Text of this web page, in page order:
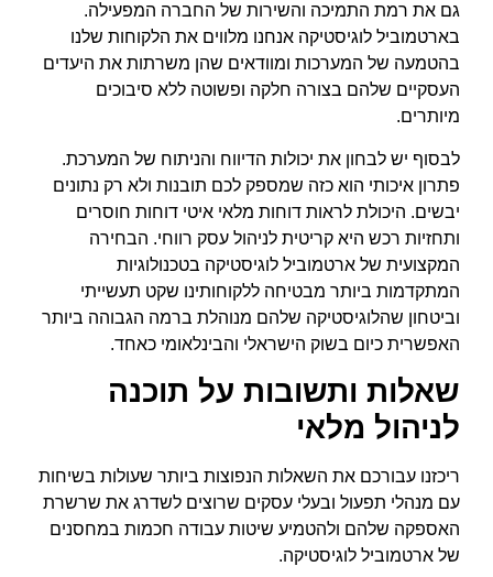
גם את רמת התמיכה והשירות של החברה המפעילה.
בארטמוביל לוגיסטיקה אנחנו מלווים את הלקוחות שלנו
בהטמעה של המערכות ומוודאים שהן משרתות את היעדים
העסקיים שלהם בצורה חלקה ופשוטה ללא סיבוכים
מיותרים.
לבסוף יש לבחון את יכולות הדיווח והניתוח של המערכת.
פתרון איכותי הוא כזה שמספק לכם תובנות ולא רק נתונים
יבשים. היכולת לראות דוחות מלאי איטי דוחות חוסרים
ותחזיות רכש היא קריטית לניהול עסק רווחי. הבחירה
המקצועית של ארטמוביל לוגיסטיקה בטכנולוגיות
המתקדמות ביותר מבטיחה ללקוחותינו שקט תעשייתי
וביטחון שהלוגיסטיקה שלהם מנוהלת ברמה הגבוהה ביותר
האפשרית כיום בשוק הישראלי והבינלאומי כאחד.
שאלות ותשובות על תוכנה
לניהול מלאי
ריכזנו עבורכם את השאלות הנפוצות ביותר שעולות בשיחות
עם מנהלי תפעול ובעלי עסקים שרוצים לשדרג את שרשרת
האספקה שלהם ולהטמיע שיטות עבודה חכמות במחסנים
של ארטמוביל לוגיסטיקה.